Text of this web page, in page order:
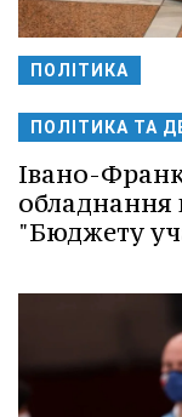
ПОЛІТИКА
ПОЛІТИКА ТА
Івано-
обладнання
"Бюджету